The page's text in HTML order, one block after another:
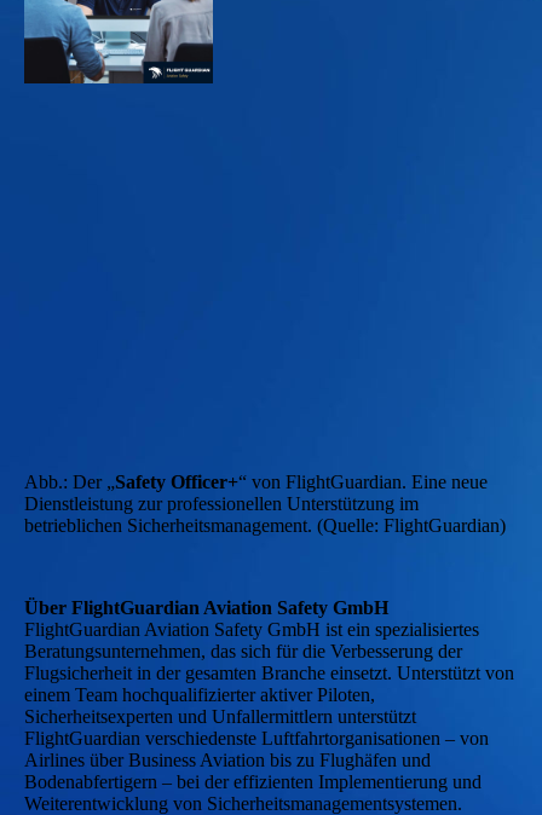
Abb.: Der „Safety Officer+“ von FlightGuardian. Eine neue
Dienstleistung zur professionellen Unterstützung im
betrieblichen Sicherheitsmanagement. (Quelle: FlightGuardian)
Über FlightGuardian Aviation Safety GmbH
FlightGuardian Aviation Safety GmbH ist ein spezialisiertes
Beratungsunternehmen, das sich für die Verbesserung der
Flugsicherheit in der gesamten Branche einsetzt. Unterstützt von
einem Team hochqualifizierter aktiver Piloten,
Sicherheitsexperten und Unfallermittlern unterstützt
FlightGuardian verschiedenste Luftfahrtorganisationen – von
Airlines über Business Aviation bis zu Flughäfen und
Bodenabfertigern – bei der effizienten Implementierung und
Weiterentwicklung von Sicherheitsmanagementsystemen.